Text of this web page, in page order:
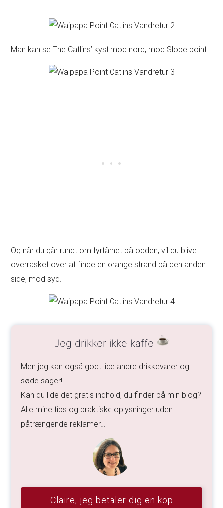
Man kan se The Catlins’ kyst mod nord, mod Slope point.
Og når du går rundt om fyrtårnet på odden, vil du blive
overrasket over at finde en orange strand på den anden
side, mod syd.
Jeg drikker ikke kaffe
Men jeg kan også godt lide andre drikkevarer og
søde sager!
Kan du lide det gratis indhold, du finder på min blog?
Alle mine tips og praktiske oplysninger uden
påtrængende reklamer…
Claire, jeg betaler dig en kop